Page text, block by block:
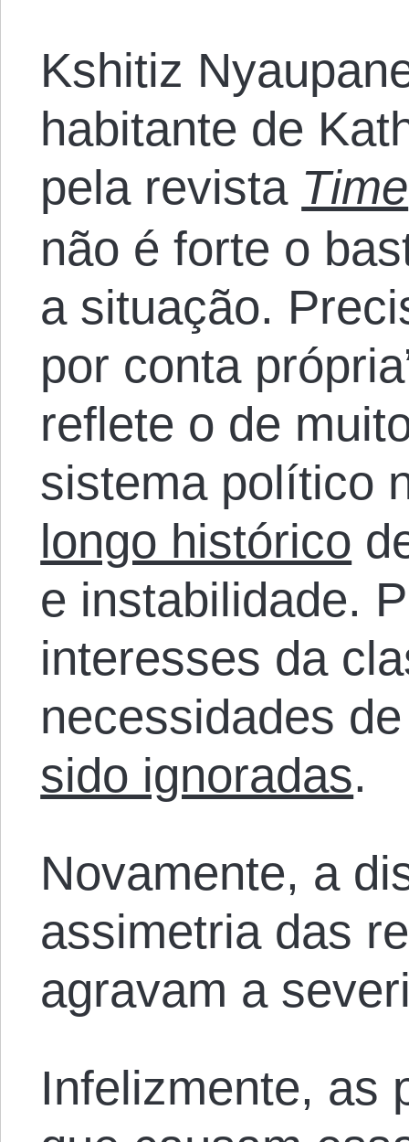
Kshitiz
habitante de
pela revista Time
não é forte o
a situação.
por conta
reflete o de
sistema político
longo histórico
e instabilidade.
interesses da
necessidades
sido ignoradas.
Novamente, a
assimetria das
agravam a
Infelizmente, as